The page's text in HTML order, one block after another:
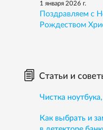
1 января 2026 г.
Поздравляем с
Рождеством
Статьи и
Чистка
Как выбрать и